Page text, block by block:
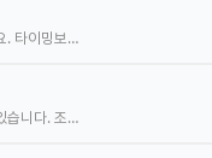
. 타이밍보…
습니다. 조…